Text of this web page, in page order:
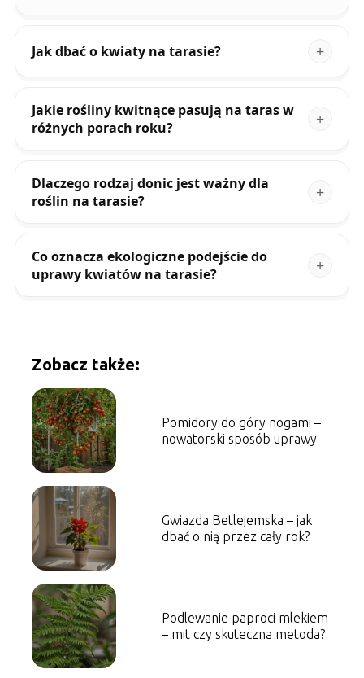
Jak dbać o kwiaty na tarasie?
Jakie rośliny kwitnące pasują na taras w
różnych porach roku?
Dlaczego rodzaj donic jest ważny dla
roślin na tarasie?
Co oznacza ekologiczne podejście do
uprawy kwiatów na tarasie?
Zobacz także:
Pomidory do góry nogami –
nowatorski sposób uprawy
Gwiazda Betlejemska – jak
dbać o nią przez cały rok?
Podlewanie paproci mlekiem
– mit czy skuteczna metoda?